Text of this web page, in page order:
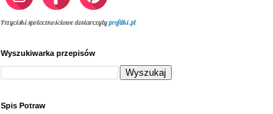
Przyciski społecznościowe dostarczyłyprofilki.pl
Wyszukiwarka przepisów
Spis Potraw